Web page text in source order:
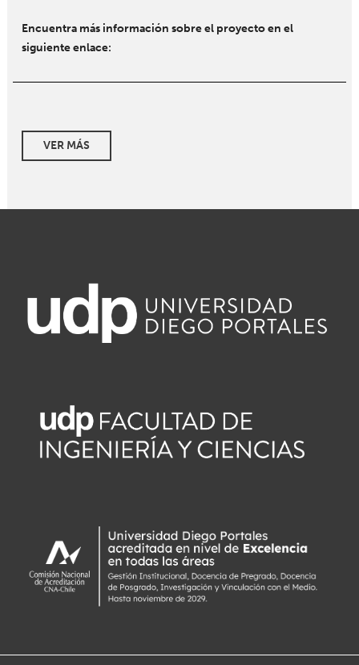
Encuentra más información sobre el proyecto en el
siguiente enlace:
VER MÁS